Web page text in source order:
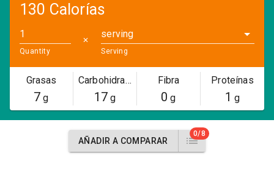
130 Calorías
Quantity
✕
serving
Serving
Grasas
7 g
Carbohidratos
17g
Fibra
0 g
Proteínas
1 g
AÑADIR A COMPARAR
0/8